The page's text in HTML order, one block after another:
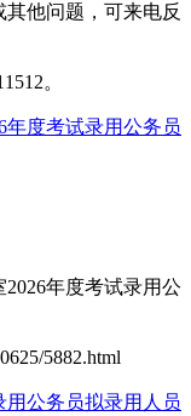
他问题，可来电反
。
年度考试录用公务员
年度考试录用公
5882.html
用公务员拟录用人员